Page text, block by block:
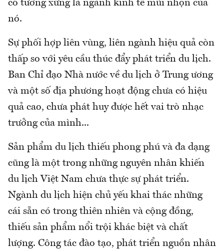
có tương xứng là ngành kinh tế mũi nhọn của
nó.
Sự phối hợp liên vùng, liên ngành hiệu quả còn
thấp so với yêu cầu thúc đẩy phát triển du lịch.
Ban Chỉ đạo Nhà nước về du lịch ở Trung ương
và một số địa phương hoạt động chưa có hiệu
quả cao, chưa phát huy được hết vai trò nhạc
trưởng của mình...
Sản phẩm du lịch thiếu phong phú và đa dạng
cũng là một trong những nguyên nhân khiến
du lịch Việt Nam chưa thực sự phát triển.
Ngành du lịch hiện chủ yếu khai thác những
cái sẵn có trong thiên nhiên và cộng đồng,
thiếu sản phẩm nổi trội khác biệt và chất
lượng. Công tác đào tạo, phát triển nguồn nhân